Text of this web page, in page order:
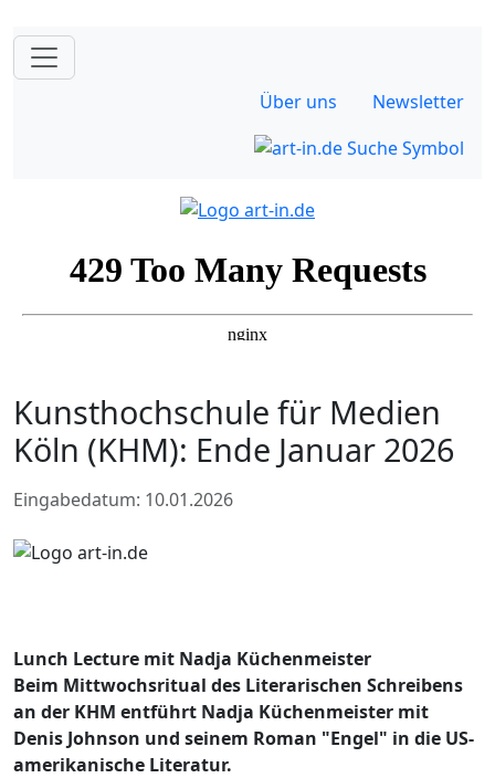
Über uns Newsletter
Kunsthochschule für Medien
Köln (KHM): Ende Januar 2026
Eingabedatum: 10.01.2026
Lunch Lecture mit Nadja Küchenmeister
Beim Mittwochsritual des Literarischen Schreibens
an der KHM entführt Nadja Küchenmeister mit
Denis Johnson und seinem Roman "Engel" in die US-
amerikanische Literatur.